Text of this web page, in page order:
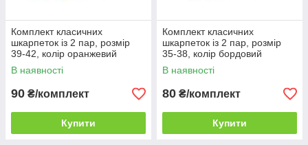
Комплект класичних
шкарпеток із 2 пар, розмір
39-42, колір оранжевий
В наявності
90 ₴/комплект
Купити
Комплект класичних
шкарпеток із 2 пар, розмір
35-38, колір бордовий
В наявності
80 ₴/комплект
Купити